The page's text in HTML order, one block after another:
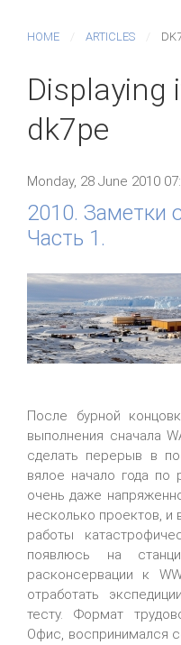
HOME ARTICLES
Displaying
dk7pe
Monday, 28 June 2010
2010. Заметки
Часть 1.
После бурной
выполнения сначала
сделать перерыв в
вялое начало года по
очень даже
несколько проектов,
работы
появлюсь на
расконсервации к
отработать
тесту. Формат
Офис, воспринимался